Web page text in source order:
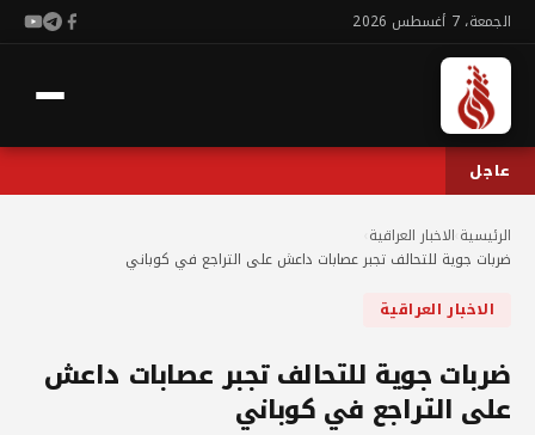
الجمعة، 7 أغسطس 2026
عاجل
الرئيسية الاخبار العراقية
ضربات جوية للتحالف تجبر عصابات داعش على التراجع في كوباني
الاخبار العراقية
ضربات جوية للتحالف تجبر عصابات داعش
على التراجع في كوباني